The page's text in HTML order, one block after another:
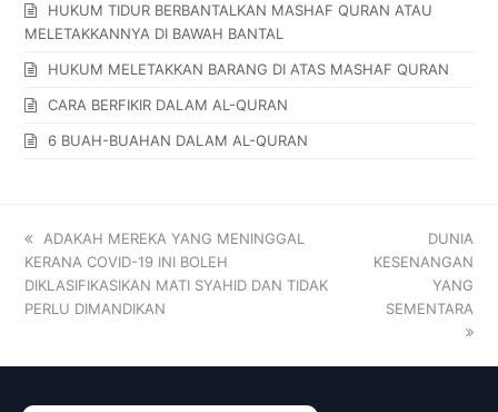
HUKUM TIDUR BERBANTALKAN MASHAF QURAN ATAU
MELETAKKANNYA DI BAWAH BANTAL
HUKUM MELETAKKAN BARANG DI ATAS MASHAF QURAN
CARA BERFIKIR DALAM AL-QURAN
6 BUAH-BUAHAN DALAM AL-QURAN
ADAKAH MEREKA YANG MENINGGAL
KERANA COVID-19 INI BOLEH
DIKLASIFIKASIKAN MATI SYAHID DAN TIDAK
PERLU DIMANDIKAN
DUNIA
KESENANGAN
YANG
SEMENTARA